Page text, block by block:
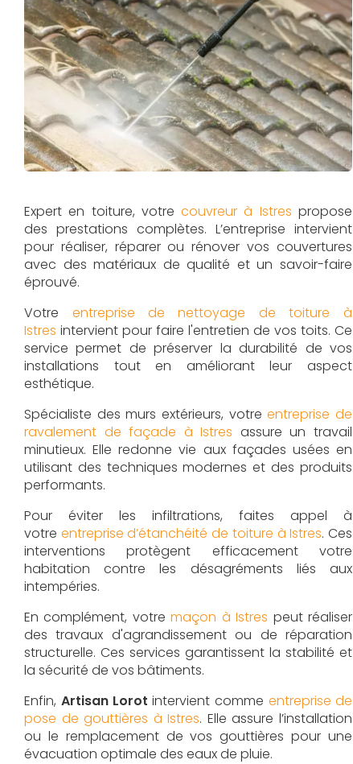
Expert en toiture, votrecouvreur à Istres propose
des prestations complètes. L’entreprise intervient
pour réaliser, réparer ou rénover vos couvertures
avec des matériaux de qualité et un savoir-faire
éprouvé.
Votre entreprise de nettoyage de toiture à
Istres intervient pour faire l'entretien de vos toits. Ce
service permet de préserver la durabilité de vos
installations tout en améliorant leur aspect
esthétique.
Spécialiste des murs extérieurs, votreentreprise de
ravalement de façade à Istres assure un travail
minutieux. Elle redonne vie aux façades usées en
utilisant des techniques modernes et des produits
performants.
Pour éviter les infiltrations, faites appel à
votre entreprise d’étanchéité de toiture à Istres. Ces
interventions protègent efficacement votre
habitation contre les désagréments liés aux
intempéries.
En complément, votre maçon à Istres peut réaliser
des travaux d'agrandissement ou de réparation
structurelle. Ces services garantissent la stabilité et
la sécurité de vos bâtiments.
Enfin, Artisan Lorot intervient comme entreprise de
pose de gouttières à Istres. Elle assure l’installation
ou le remplacement de vos gouttières pour une
évacuation optimale des eaux de pluie.